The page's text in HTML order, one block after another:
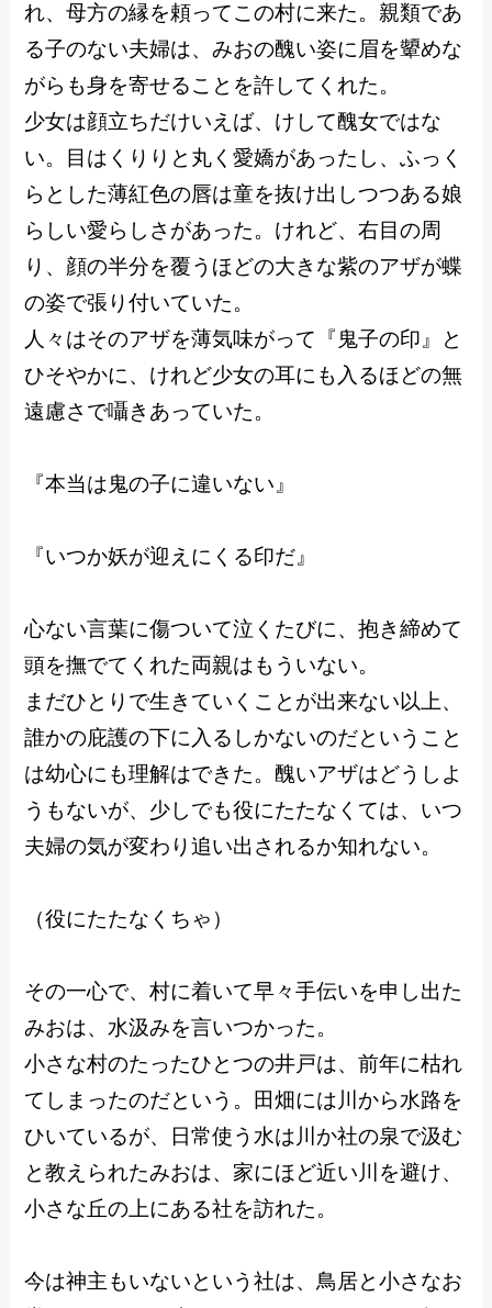
れ、母方の縁を頼ってこの村に来た。親類であ
る子のない夫婦は、みおの醜い姿に眉を顰めな
がらも身を寄せることを許してくれた。
少女は顔立ちだけいえば、けして醜女ではな
い。目はくりりと丸く愛嬌があったし、ふっく
らとした薄紅色の唇は童を抜け出しつつある娘
らしい愛らしさがあった。けれど、右目の周
り、顔の半分を覆うほどの大きな紫のアザが蝶
の姿で張り付いていた。
人々はそのアザを薄気味がって『鬼子の印』と
ひそやかに、けれど少女の耳にも入るほどの無
遠慮さで囁きあっていた。
『本当は鬼の子に違いない』
『いつか妖が迎えにくる印だ』
心ない言葉に傷ついて泣くたびに、抱き締めて
頭を撫でてくれた両親はもういない。
まだひとりで生きていくことが出来ない以上、
誰かの庇護の下に入るしかないのだということ
は幼心にも理解はできた。醜いアザはどうしよ
うもないが、少しでも役にたたなくては、いつ
夫婦の気が変わり追い出されるか知れない。
（役にたたなくちゃ）
その一心で、村に着いて早々手伝いを申し出た
みおは、水汲みを言いつかった。
小さな村のたったひとつの井戸は、前年に枯れ
てしまったのだという。田畑には川から水路を
ひいているが、日常使う水は川か社の泉で汲む
と教えられたみおは、家にほど近い川を避け、
小さな丘の上にある社を訪れた。
今は神主もいないという社は、鳥居と小さなお